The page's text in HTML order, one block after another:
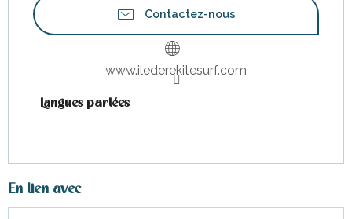
Contactez-nous
www.ilederekitesurf.com
Langues parlées
Langues parlées
En lien avec